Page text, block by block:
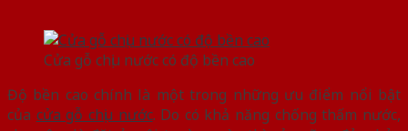
Cửa gỗ chịu nước có độ bền cao
Độ bền cao chính là một trong những ưu điểm nổi bật
của cửa gỗ chịu nước. Do có khả năng chống thấm nước,